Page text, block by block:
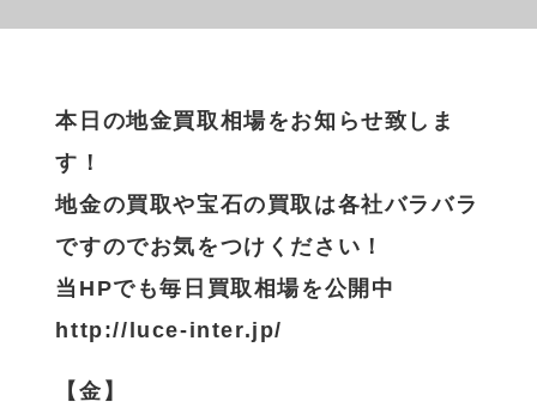
本日の地金買取相場をお知らせ致しま
す！
地金の買取や宝石の買取は各社バラバラ
ですのでお気をつけください！
当HPでも毎日買取相場を公開中
http://luce-inter.jp/
【金】